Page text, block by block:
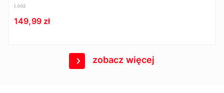
Łódź
149,99 zł
zobacz więcej